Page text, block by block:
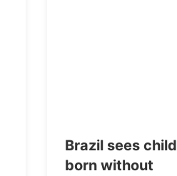
Brazil sees child
born without